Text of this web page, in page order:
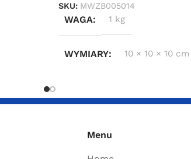
SKU: MWZB005014
WAGA 1 kg
WYMIARY 10 × 10 × 10 cm
Menu